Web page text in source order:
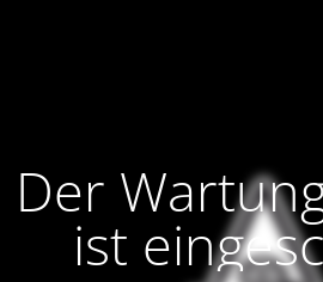
Der
ist